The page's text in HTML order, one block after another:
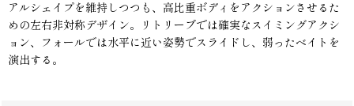
アルシェイプを維持しつつも、高比重ボディをアクションさせるた
めの左右非対称デザイン。リトリーブでは確実なスイミングアクシ
ョン、フォールでは水平に近い姿勢でスライドし、弱ったベイトを
演出する。